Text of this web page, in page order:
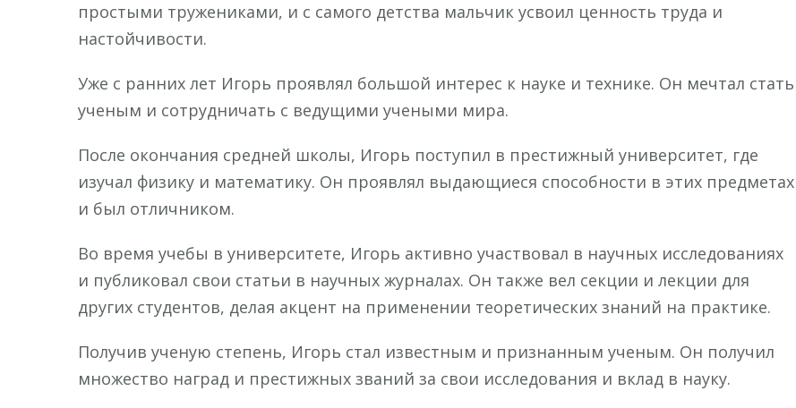
простыми тружениками, и с самого детства мальчик усвоил ценность труда и
настойчивости.
Уже с ранних лет Игорь проявлял большой интерес к науке и технике. Он мечтал стать
ученым и сотрудничать с ведущими учеными мира.
После окончания средней школы, Игорь поступил в престижный университет, где
изучал физику и математику. Он проявлял выдающиеся способности в этих предметах
и был отличником.
Во время учебы в университете, Игорь активно участвовал в научных исследованиях
и публиковал свои статьи в научных журналах. Он также вел секции и лекции для
других студентов, делая акцент на применении теоретических знаний на практике.
Получив ученую степень, Игорь стал известным и признанным ученым. Он получил
множество наград и престижных званий за свои исследования и вклад в науку.